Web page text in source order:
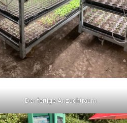
Der fertige Anzuchtraum